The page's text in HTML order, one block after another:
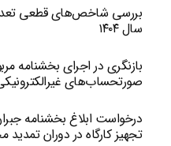
بررسی شاخص‌های قطعی
سال ۱۴۰۴
بازنگری در اجرای بخشنامه
صورتحساب‌های
درخواست ابلاغ بخشنامه
تجهیز کارگاه در دوران تمدید